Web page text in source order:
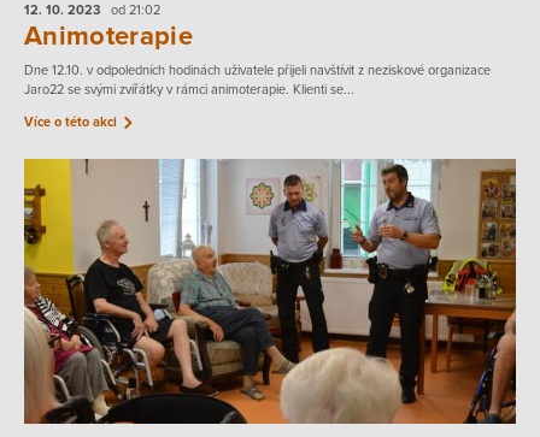
12. 10. 2023 od 21:02
Animoterapie
Dne 12.10. v odpoledních hodinách uživatele přijeli navštívit z neziskové organizace
Jaro22 se svými zvířátky v rámci animoterapie. Klienti se...
Více o této akci